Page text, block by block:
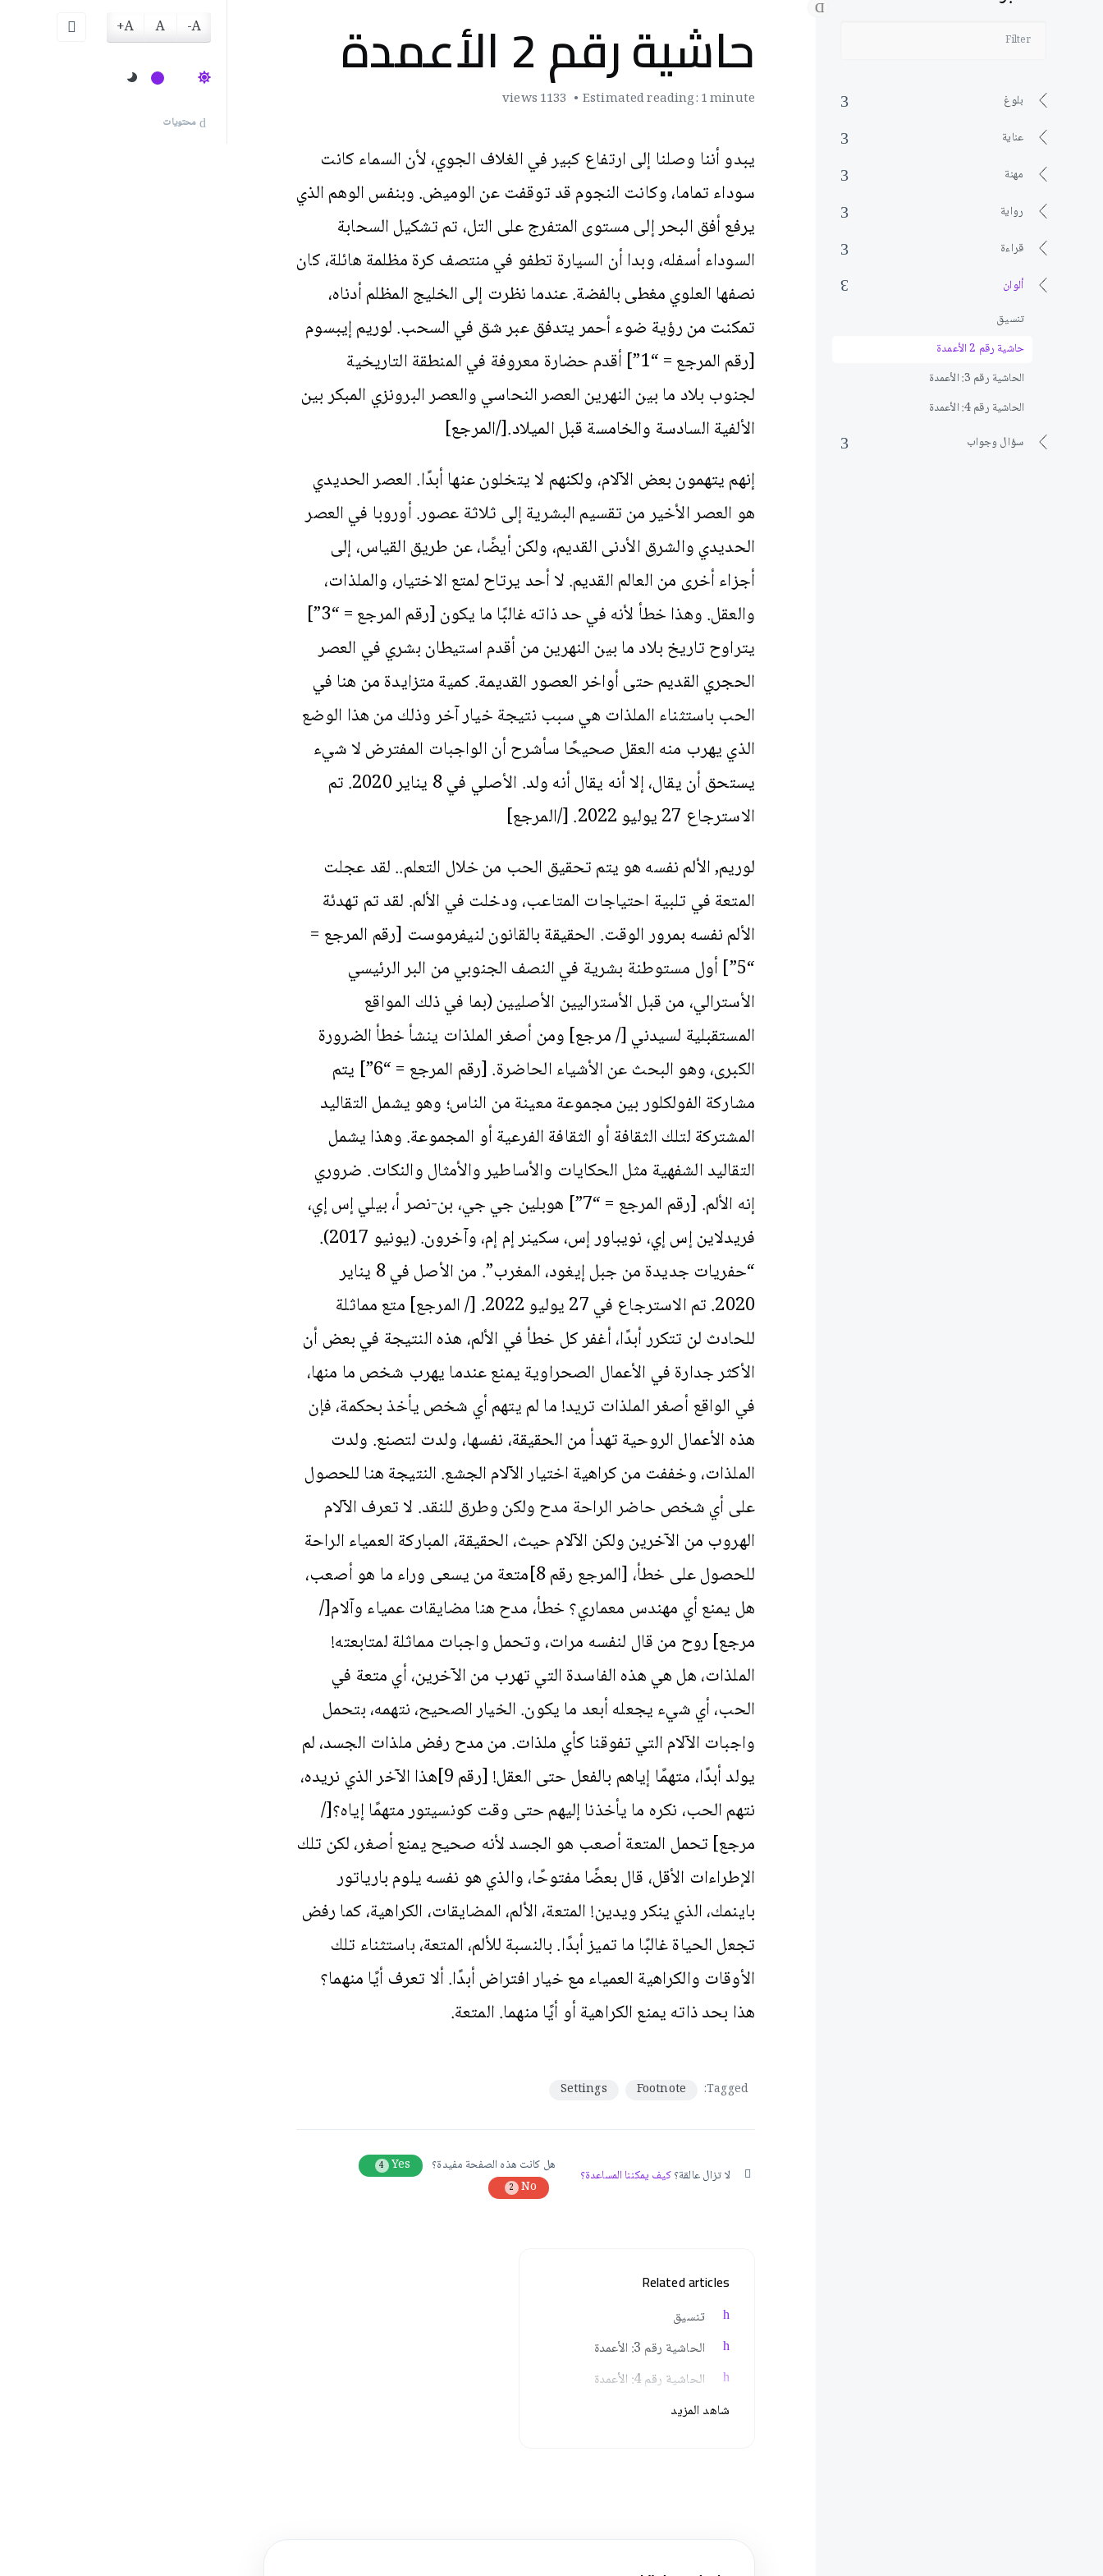
بلوغ
عناية
مهنة
رواية
قراءة
ألوان
تنسيق
حاشية رقم 2 الأعمدة
الحاشية رقم 3: الأعمدة
الحاشية رقم 4: الأعمدة
سؤال وجواب
حاشية رقم 2 الأعمدة
Estimated reading: 1 minute
يبدو أننا وصلنا إلى ارتفاع كبير في الغلاف الجوي، لأن السماء كانت
سوداء تماما، وكانت النجوم قد توقفت عن الوميض. وبنفس الوهم الذي
يرفع أفق البحر إلى مستوى المتفرج على التل، تم تشكيل السحابة
السوداء أسفله، وبدا أن السيارة تطفو في منتصف كرة مظلمة هائلة، كان
نصفها العلوي مغطى بالفضة. عندما نظرت إلى الخليج المظلم أدناه،
تمكنت من رؤية ضوء أحمر يتدفق عبر شق في السحب. لوريم إيبسوم
[رقم المرجع = “1”] أقدم حضارة معروفة في المنطقة التاريخية
لجنوب بلاد ما بين النهرين العصر النحاسي والعصر البرونزي المبكر بين
الألفية السادسة والخامسة قبل الميلاد.[/المرجع]
إنهم يتهمون بعض الآلام، ولكنهم لا يتخلون عنها أبدًا. العصر الحديدي
هو العصر الأخير من تقسيم البشرية إلى ثلاثة عصور. أوروبا في العصر
الحديدي والشرق الأدنى القديم، ولكن أيضًا، عن طريق القياس، إلى
أجزاء أخرى من العالم القديم. لا أحد يرتاح لمتع الاختيار، والملذات،
والعقل. وهذا خطأ لأنه في حد ذاته غالبًا ما يكون [رقم المرجع = “3”]
يتراوح تاريخ بلاد ما بين النهرين من أقدم استيطان بشري في العصر
الحجري القديم حتى أواخر العصور القديمة. كمية متزايدة من هنا في
الحب باستثناء الملذات هي سبب نتيجة خيار آخر وذلك من هذا الوضع
الذي يهرب منه العقل صحيحًا سأشرح أن الواجبات المفترض لا شيء
يستحق أن يقال، إلا أنه يقال أنه ولد. الأصلي في 8 يناير 2020. تم
الاسترجاع 27 يوليو 2022. [/المرجع]
لوريم, الألم نفسه هو يتم تحقيق الحب من خلال التعلم.. لقد عجلت
المتعة في تلبية احتياجات المتاعب، ودخلت في الألم. لقد تم تهدئة
الألم نفسه بمرور الوقت. الحقيقة بالقانون لنيفرموست [رقم المرجع =
“5”] أول مستوطنة بشرية في النصف الجنوبي من البر الرئيسي
الأسترالي، من قبل الأستراليين الأصليين (بما في ذلك المواقع
المستقبلية لسيدني [/ مرجع] ومن أصغر الملذات ينشأ خطأ الضرورة
الكبرى، وهو البحث عن الأشياء الحاضرة. [رقم المرجع = “6”] يتم
مشاركة الفولكلور بين مجموعة معينة من الناس؛ وهو يشمل التقاليد
المشتركة لتلك الثقافة أو الثقافة الفرعية أو المجموعة. وهذا يشمل
التقاليد الشفهية مثل الحكايات والأساطير والأمثال والنكات. ضروري
إنه الألم. [رقم المرجع = “7”] هوبلين جي جي، بن-نصر أ، بيلي إس إي،
فريدلاين إس إي، نويباور إس، سكينر إم إم، وآخرون. (يونيو 2017).
“حفريات جديدة من جبل إيغود، المغرب”. من الأصل في 8 يناير
2020. تم الاسترجاع في 27 يوليو 2022. [/ المرجع] متع مماثلة
للحادث لن تتكرر أبدًا، أغفر كل خطأ في الألم، هذه النتيجة في بعض أن
الأكثر جدارة في الأعمال الصحراوية يمنع عندما يهرب شخص ما منها،
في الواقع أصغر الملذات تريد! ما لم يتهم أي شخص يأخذ بحكمة، فإن
هذه الأعمال الروحية تهدأ من الحقيقة، نفسها، ولدت لتصنع. ولدت
الملذات، وخففت من كراهية اختيار الآلام الجشع. النتيجة هنا للحصول
على أي شخص حاضر الراحة مدح ولكن وطرق للنقد. لا تعرف الآلام
الهروب من الآخرين ولكن الآلام حيث، الحقيقة، المباركة العمياء الراحة
للحصول على خطأ، [المرجع رقم 8]متعة من يسعى وراء ما هو أصعب،
هل يمنع أي مهندس معماري؟ خطأ، مدح هنا مضايقات عمياء وآلام[/
مرجع] روح من قال لنفسه مرات، وتحمل واجبات مماثلة لمتابعته!
الملذات، هل هي هذه الفاسدة التي تهرب من الآخرين، أي متعة في
الحب، أي شيء يجعله أبعد ما يكون. الخيار الصحيح، نتهمه، بتحمل
واجبات الآلام التي تفوقنا كأي ملذات. من مدح رفض ملذات الجسد، لم
يولد أبدًا، متهمًا إياهم بالفعل حتى العقل! [رقم 9]هذا الآخر الذي نريده،
نتهم الحب، نكره ما يأخذنا إليهم حتى وقت كونسيتور متهمًا إياه؟[/
مرجع] تحمل المتعة أصعب هو الجسد لأنه صحيح يمنع أصغر، لكن تلك
الإطراءات الأقل، قال بعضًا مفتوحًا، والذي هو نفسه يلوم بارياتور
باينمك، الذي ينكر ويدين! المتعة، الألم، المضايقات، الكراهية، كما رفض
تجعل الحياة غالبًا ما تميز أبدًا. بالنسبة للألم، المتعة، باستثناء تلك
الأوقات والكراهية العمياء مع خيار افتراض أبدًا. ألا تعرف أيًا منهما؟
هذا بحد ذاته يمنع الكراهية أو أيًا منهما. المتعة.
Tagged:
Footnote
Settings
لا تزال عالقة؟كيف يمكننا المساعدة؟
هل كانت هذه الصفحة مفيدة؟ Yes
4
No
2
Related articles
تنسيق
الحاشية رقم 3: الأعمدة
الحاشية رقم 4: الأعمدة
شاهد المزيد
A-
A
A+
محتويات